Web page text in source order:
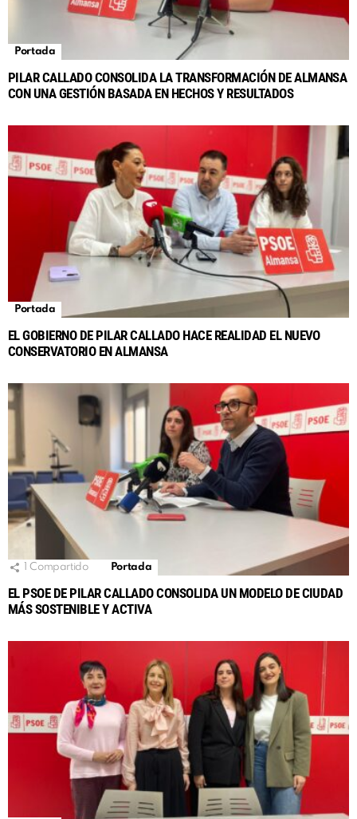
Portada
PILAR CALLADO CONSOLIDA LA TRANSFORMACIÓN DE ALMANSA
CON UNA GESTIÓN BASADA EN HECHOS Y RESULTADOS
Portada
EL GOBIERNO DE PILAR CALLADO HACE REALIDAD EL NUEVO
CONSERVATORIO EN ALMANSA
Compartido Portada
EL PSOE DE PILAR CALLADO CONSOLIDA UN MODELO DE CIUDAD
MÁS SOSTENIBLE Y ACTIVA